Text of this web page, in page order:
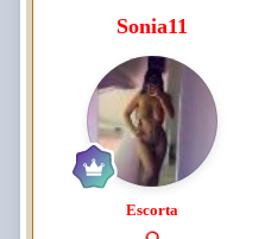
Sonia11
Escorta